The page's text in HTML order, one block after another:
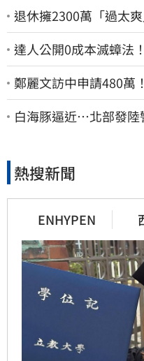
退休擁2300萬「過太
達人公開0成本滅蟑法
鄭麗文訪中申請480萬
案」 預算被砍960萬
白海豚逼近…北部發陸
熱搜新聞
ENHYPEN